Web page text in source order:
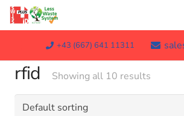
+43 (667) 641 11311
rfid Showing all 10 results